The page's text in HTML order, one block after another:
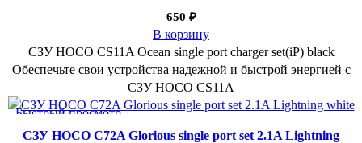
650 ₽
В корзину
СЗУ HOCO CS11A Ocean single port charger set(iP) black
Обеспечьте свои устройства надежной и быстрой энергией с
СЗУ HOCO CS11A
Быстрый просмотр
Добавить в избранное
СЗУ HOCO C72A Glorious single port set 2.1A Lightning